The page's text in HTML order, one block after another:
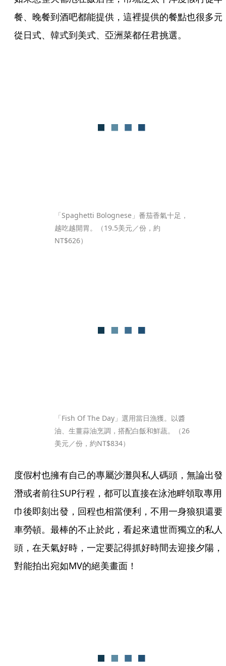
餐、晚餐到酒吧都能提供，這裡提供的餐點也很多元
從日式、韓式到美式、亞洲菜都任君挑選。
「Spaghetti Bolognese」番茄香氣十足，
越吃越開胃。（19.5美元／份，約
NT$626）
「Fish Of The Day」選用當日漁獲。以醬
油、生薑蒜油烹調，搭配白飯和鮮蔬。（26
美元／份，約NT$834）
度假村也擁有自己的專屬沙灘與私人碼頭，無論出發
潛或者前往SUP行程，都可以直接在泳池畔領取專用
巾後即刻出發，回程也相當便利，不用一身狼狽還要
車勞頓。最棒的不止於此，看起來遺世而獨立的私人
頭，在天氣好時，一定要記得抓好時間去迎接夕陽，
對能拍出宛如MV的絕美畫面！